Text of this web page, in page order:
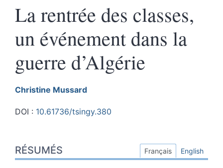
La rentrée des classes,
un événement dans la
guerre d’Algérie
Christine Mussard
DOI : 10.61736/tsingy.380
Index
Plan
RÉSUMÉS Français English